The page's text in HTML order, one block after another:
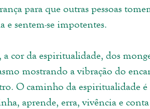
para que outras pessoas
e sentem-se impotentes.
cor da espiritualidade, dos
mostrando a vibração do
O caminho da espiritualidade
aprende, erra, vivência e